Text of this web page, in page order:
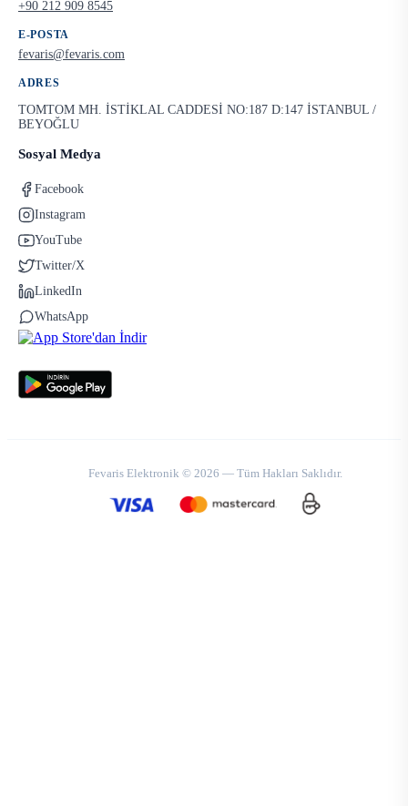
+90 212 909 8545
E-POSTA
fevaris@fevaris.com
ADRES
TOMTOM MH. İSTİKLAL CADDESİ NO:187 D:147 İSTANBUL /
BEYOĞLU
Sosyal Medya
Facebook
Instagram
YouTube
Twitter/X
LinkedIn
WhatsApp
Fevaris Elektronik © 2026 — Tüm Hakları Saklıdır.